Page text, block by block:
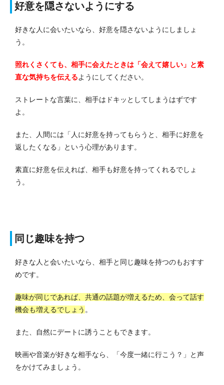
好意を隠さないようにする
好きな人に会いたいなら、好意を隠さないようにしましょ
う。
照れくさくても、相手に会えたときは「会えて嬉しい」と素
直な気持ちを伝えるようにしてください。
ストレートな言葉に、相手はドキッとしてしまうはずです
よ。
また、人間には「人に好意を持ってもらうと、相手に好意を
返したくなる」という心理があります。
素直に好意を伝えれば、相手も好意を持ってくれるでしょ
う。
同じ趣味を持つ
好きな人と会いたいなら、相手と同じ趣味を持つのもおすす
めです。
趣味が同じであれば、共通の話題が増えるため、会って話す
機会も増えるでしょう 。
また、自然にデートに誘うこともできます。
映画や音楽が好きな相手なら、「今度一緒に行こう？」と声
をかけてみましょう。